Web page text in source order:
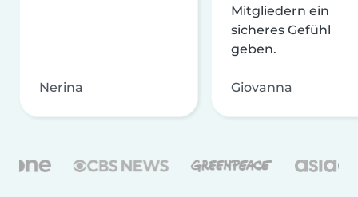
Nerina
Mitgliedern ein
sicheres Gefühl
geben.
Giovanna